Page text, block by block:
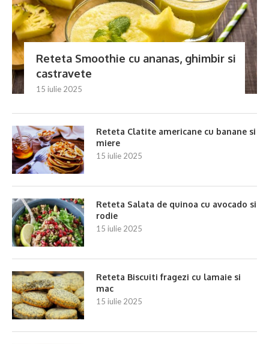
Reteta Smoothie cu ananas, ghimbir si
castravete
15 iulie 2025
Reteta Clatite americane cu banane si
miere
15 iulie 2025
Reteta Salata de quinoa cu avocado si
rodie
15 iulie 2025
Reteta Biscuiti fragezi cu lamaie si
mac
15 iulie 2025